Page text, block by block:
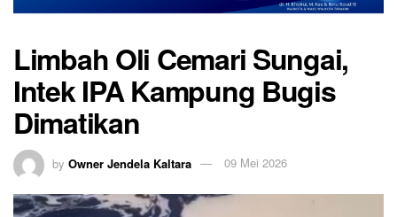
Limbah Oli Cemari Sungai,
Intek IPA Kampung Bugis
Dimatikan
by Owner Jendela Kaltara 09 Mei 2026